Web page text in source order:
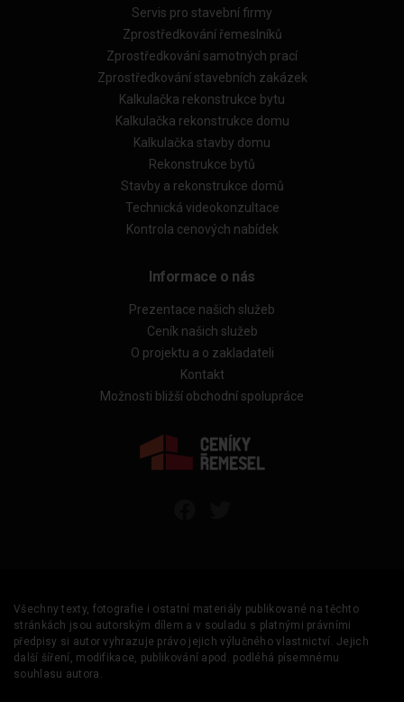
Servis pro stavební firmy
Zprostředkování řemeslníků
Zprostředkování samotných prací
Zprostředkování stavebních zakázek
Kalkulačka rekonstrukce bytu
Kalkulačka rekonstrukce domu
Kalkulačka stavby domu
Rekonstrukce bytů
Stavby a rekonstrukce domů
Technická videokonzultace
Kontrola cenových nabídek
Informace o nás
Prezentace našich služeb
Ceník našich služeb
O projektu a o zakladateli
Kontakt
Možnosti bližší obchodní spolupráce
Všechny texty, fotografie i ostatní materiály publikované na těchto
stránkách jsou autorským dílem a v souladu s platnými právními
předpisy si autor vyhrazuje právo jejich výlučného vlastnictví. Jejich
další šíření, modifikace, publikování apod. podléhá písemnému
souhlasu autora.